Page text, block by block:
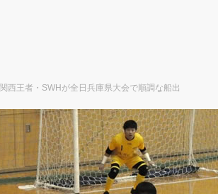
関西王者・SWHが全日兵庫県大会で順調な船出